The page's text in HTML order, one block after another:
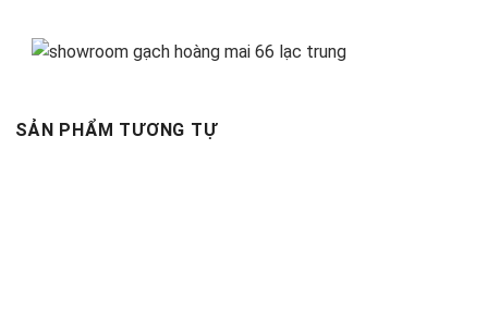
SẢN PHẨM TƯƠNG TỰ